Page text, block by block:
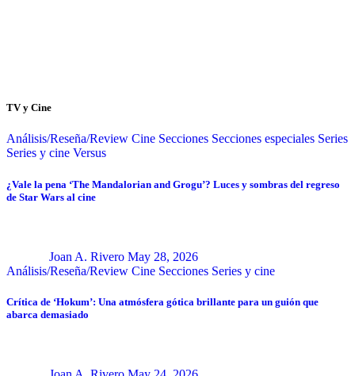
TV y Cine
Análisis/Reseña/Review Cine Secciones Secciones especiales Series
Series y cine Versus
¿Vale la pena ‘The Mandalorian and Grogu’? Luces y sombras del regreso
de Star Wars al cine
Joan A. Rivero May 28, 2026
Análisis/Reseña/Review Cine Secciones Series y cine
Crítica de ‘Hokum’: Una atmósfera gótica brillante para un guión que
abarca demasiado